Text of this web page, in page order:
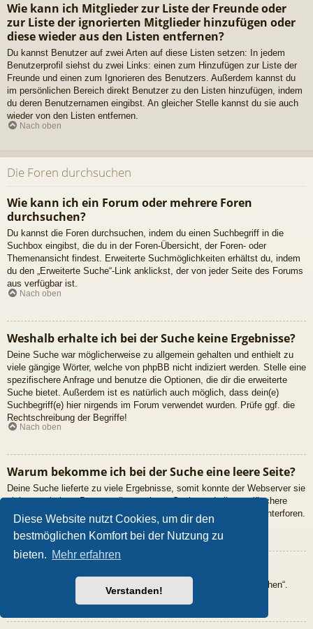
Diese Website nutzt Cookies, um dir den
bestmöglichen Komfort bei der Nutzung zu
bieten. Mehr erfahren
Verstanden!
Wie kann ich Mitglieder zur Liste der Freunde oder
zur Liste der ignorierten Mitglieder hinzufügen oder
diese wieder aus den Listen entfernen?
Du kannst Benutzer auf zwei Arten auf diese Listen setzen: In jedem
Benutzerprofil siehst du zwei Links: einen zum Hinzufügen zur Liste der
Freunde und einen zum Ignorieren des Benutzers. Außerdem kannst du
im persönlichen Bereich direkt Benutzer zu den Listen hinzufügen, indem
du deren Benutzernamen eingibst. An gleicher Stelle kannst du sie auch
wieder von den Listen entfernen.
Nach oben
Die Foren durchsuchen
Wie kann ich ein Forum oder mehrere Foren
durchsuchen?
Du kannst die Foren durchsuchen, indem du einen Suchbegriff in die
Suchbox eingibst, die du in der Foren-Übersicht, der Foren- oder
Themenansicht findest. Erweiterte Suchmöglichkeiten erhältst du, indem
du den „Erweiterte Suche“-Link anklickst, der von jeder Seite des Forums
aus verfügbar ist.
Nach oben
Weshalb erhalte ich bei der Suche keine Ergebnisse?
Deine Suche war möglicherweise zu allgemein gehalten und enthielt zu
viele gängige Wörter, welche von phpBB nicht indiziert werden. Stelle eine
spezifischere Anfrage und benutze die Optionen, die dir die erweiterte
Suche bietet. Außerdem ist es natürlich auch möglich, dass dein(e)
Suchbegriff(e) hier nirgends im Forum verwendet wurden. Prüfe ggf. die
Rechtschreibung der Begriffe!
Nach oben
Warum bekomme ich bei der Suche eine leere Seite?
Deine Suche lieferte zu viele Ergebnisse, somit konnte der Webserver sie
nicht verarbeiten. Benutze die erweiterte Suche und gib spezifischere
Suchbegriffe ein oder beschränke die Suche auf verschiedene Unterforen.
Nach oben
Gehe zur Mitgliederliste und klicke auf „Nach einem Mitglied suchen“.